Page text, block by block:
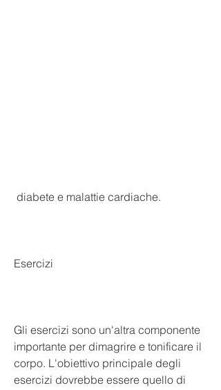
diabete e malattie cardiache.
Esercizi
Gli esercizi sono un'altra componente
importante per dimagrire e tonificare il
corpo. L'obiettivo principale degli
esercizi dovrebbe essere quello di